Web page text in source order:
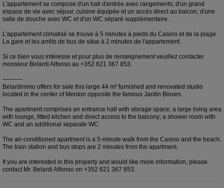
L'appartement se compose d'un hall d'entrée avec rangements; d'un grand
espace de vie avec séjour, cuisine équipée et un accès direct au balcon; d'une
salle de douche avec WC et d'un WC séparé supplémentaire.
L'appartement climatisé se trouve à 5 minutes à pieds du Casino et de la plage.
La gare et les arrêts de bus de situe à 2 minutes de l'appartement.
Si ce bien vous intéresse et pour plus de renseignement veuillez contacter
monsieur Belardi Alfonso au +352 621 367 853.
----------
Belardimmo offers for sale this large 44 m² furnished and renovated studio
located in the center of Menton opposite the famous Jardin Bioves.
The apartment comprises an entrance hall with storage space; a large living area
with lounge, fitted kitchen and direct access to the balcony; a shower room with
WC and an additional separate WC.
The air-conditioned apartment is a 5-minute walk from the Casino and the beach.
The train station and bus stops are 2 minutes from the apartment.
If you are interested in this property and would like more information, please
contact Mr. Belardi Alfonso on +352 621 367 853.